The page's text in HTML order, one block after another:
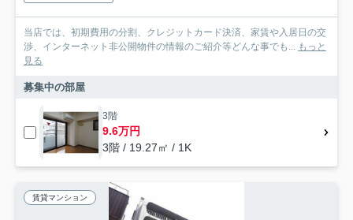
当店では、初期費用の分割、クレジットカード決済、家賃や入居日の交
渉、インターネット非公開物件の情報のご紹介等どんな事でも... もっと
見る
募集中の部屋
3階
9.6万円
3階 / 19.27㎡ / 1K
賃貸マンション